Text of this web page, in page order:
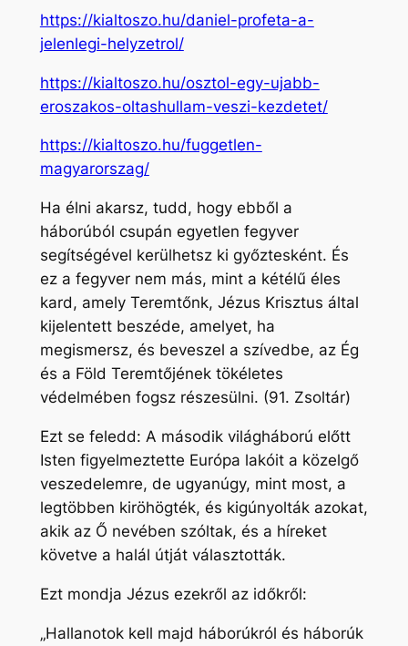
https://kialtoszo.hu/daniel-profeta-a-
jelenlegi-helyzetrol/
https://kialtoszo.hu/osztol-egy-ujabb-
eroszakos-oltashullam-veszi-kezdetet/
https://kialtoszo.hu/fuggetlen-
magyarorszag/
Ha élni akarsz, tudd, hogy ebből a
háborúból csupán egyetlen fegyver
segítségével kerülhetsz ki győztesként. És
ez a fegyver nem más, mint a kétélű éles
kard, amely Teremtőnk, Jézus Krisztus által
kijelentett beszéde, amelyet, ha
megismersz, és beveszel a szívedbe, az Ég
és a Föld Teremtőjének tökéletes
védelmében fogsz részesülni. (91. Zsoltár)
Ezt se feledd: A második világháború előtt
Isten figyelmeztette Európa lakóit a közelgő
veszedelemre, de ugyanúgy, mint most, a
legtöbben kiröhögték, és kigúnyolták azokat,
akik az Ő nevében szóltak, és a híreket
követve a halál útját választották.
Ezt mondja Jézus ezekről az időkről:
„Hallanotok kell majd háborúkról és háborúk